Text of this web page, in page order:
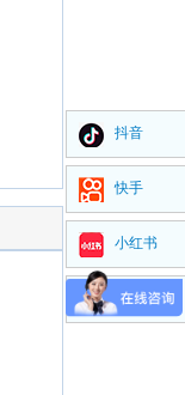
抖音
快手
小红书
视频号